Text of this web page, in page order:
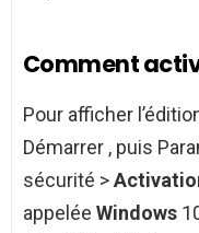
Comment
Pour afficher
Démarrer , puis
sécurité >
appelée Windows